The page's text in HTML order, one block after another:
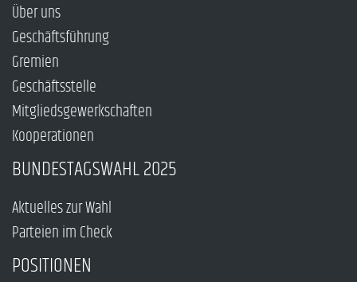
Über uns
Geschäftsführung
Gremien
Geschäftsstelle
Mitgliedsgewerkschaften
Kooperationen
BUNDESTAGSWAHL 2025
Aktuelles zur Wahl
Parteien im Check
POSITIONEN